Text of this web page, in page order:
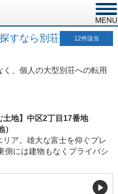
すなら別荘
12件該当
、個人の大型別荘への転用
土地】中区2丁目17番地
リア。雄大な富士を仰ぐプレ
側には建物もなくプライバシ